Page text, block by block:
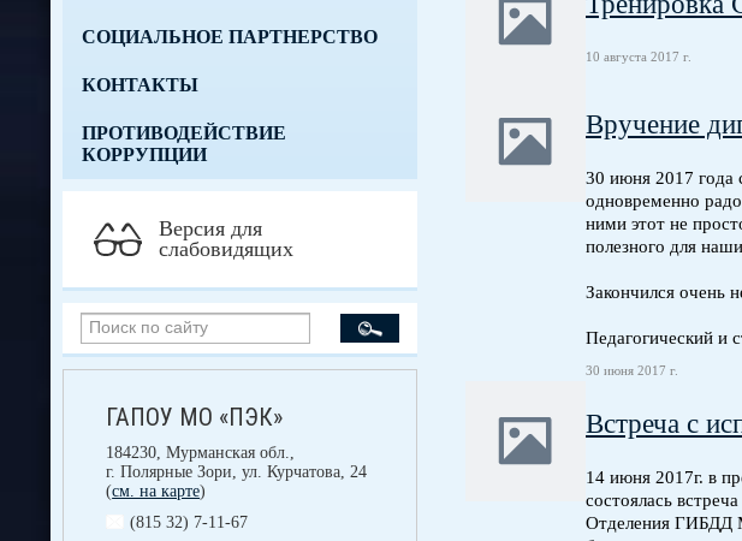
СОЦИАЛЬНОЕ ПАРТНЕРСТВО
КОНТАКТЫ
ПРОТИВОДЕЙСТВИЕ
КОРРУПЦИИ
Версия для
слабовидящих
ГАПОУ МО «ПЭК»
184230, Мурманская обл.,
г. Полярные Зори, ул. Курчатова, 24
(см. на карте)
(815 32) 7-11-67
10 августа 2017 г.
Вручение
30 июня 2017 года
одновременно
ними этот не
полезного для
Закончился очень
Педагогический и
30 июня 2017 г.
Встреча с
14 июня 2017г. в
состоялась
Отделения ГИБДД